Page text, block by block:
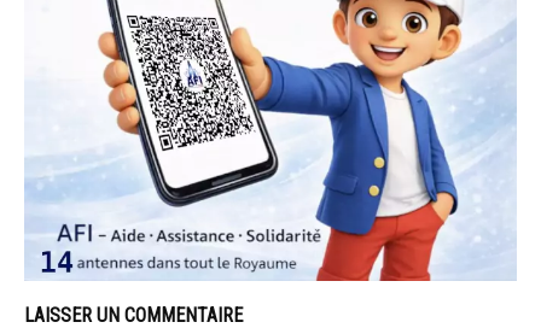
LAISSER UN COMMENTAIRE